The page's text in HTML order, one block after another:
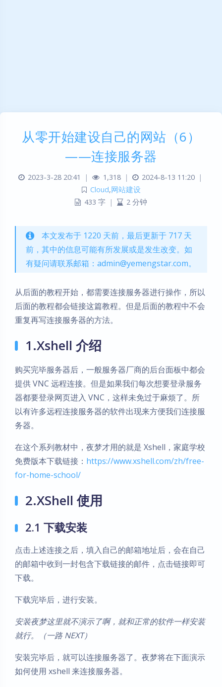
从零开始建设自己的网站（6）
——连接服务器
2023-3-28 20:41 | 1,318 | 2024-8-13 11:20
|
Cloud,网站建设
433 字 | 2 分钟
本文发布于 1220 天前，最后更新于 717 天
前，其中的信息可能有所发展或是发生改变。如
有疑问请联系邮箱：admin@yemengstar.com。
从后面的教程开始，都需要连接服务器进行操作，所以
后面的教程都会链接这篇教程。但是后面的教程中不会
重复再写连接服务器的方法。
1.Xshell 介绍
购买完毕服务器后，一般服务器厂商的后台面板中都会
提供 VNC 远程连接。但是如果我们每次想要登录服务
器都要登录网页进入 VNC，这样未免过于麻烦了。所
以有许多远程连接服务器的软件出现来方便我们连接服
务器。
在这个系列教材中，夜梦才用的就是 Xshell，家庭学校
免费版本下载链接： https://www.xshell.com/zh/free-
for-home-school/
2.XShell 使用
2.1 下载安装
点击上述连接之后，填入自己的邮箱地址后，会在自己
的邮箱中收到一封包含下载链接的邮件，点击链接即可
下载。
下载完毕后，进行安装。
安装夜梦这里就不演示了啊，就和正常的软件一样安装
就行。（一路 NEXT）
安装完毕后，就可以连接服务器了。夜梦将在下面演示
如何使用 xshell 来连接服务器。